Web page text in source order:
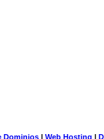
Dominios| Web Hosting |